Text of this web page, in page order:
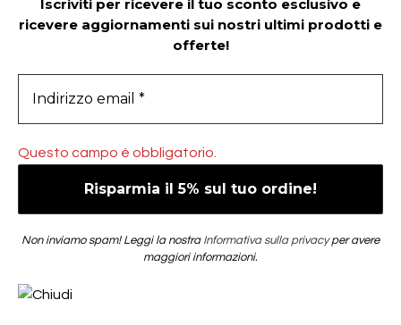
Iscriviti per ricevere il tuo sconto esclusivo e
ricevere aggiornamenti sui nostri ultimi prodotti e
offerte!
Questo campo è obbligatorio.
Non inviamo spam! Leggi la nostra Informativa sulla privacyper avere
maggiori informazioni.